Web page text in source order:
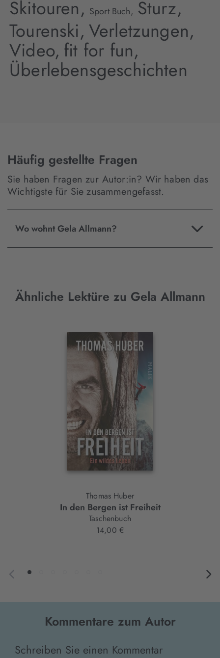
Skitouren, Sport Buch, Sturz,
Tourenski, Verletzungen,
Video, fit for fun,
Überlebensgeschichten
Häufig gestellte Fragen
Sie haben Fragen zur Autor:in? Wir haben das
Wichtigste für Sie zusammengefasst.
Wo wohnt Gela Allmann?
Ähnliche Lektüre zu Gela Allmann
Thomas Huber
In den Bergen ist Freiheit
Taschenbuch
14,00 €
Kommentare zum Autor
Schreiben Sie einen Kommentar